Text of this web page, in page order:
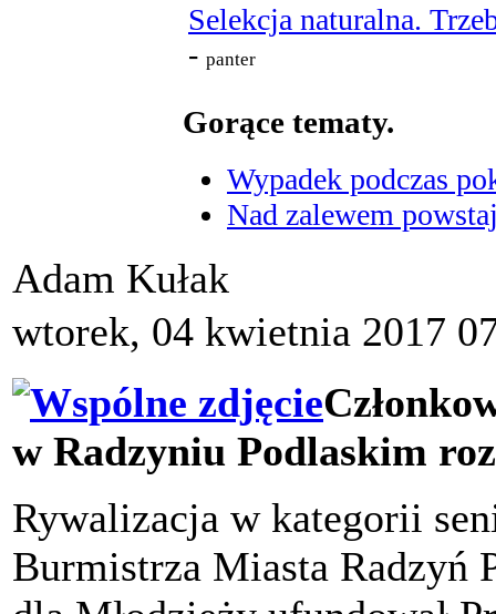
Selekcja naturalna.
- panter
Gorące tematy.
Wypadek podczas
Nad zalewem
Adam Kułak
wtorek, 04 kwietnia 2017
w Radzyniu Podlaskim
Rywalizacja w kategorii
Burmistrza Miasta Radzyń